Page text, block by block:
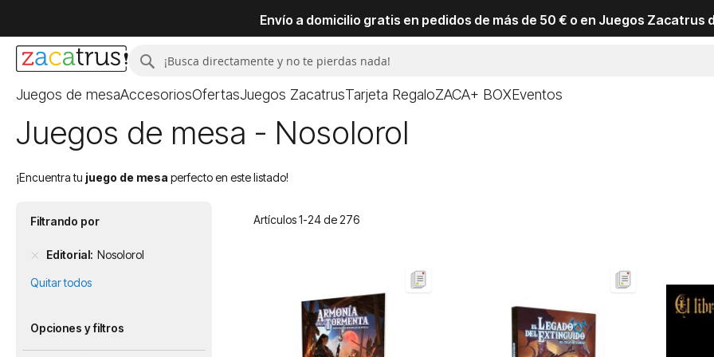
Envío a domicilio gratis en pedidos de más de 50 € o en Juegos Zacatrus
Buscar
Juegos de mesaAccesoriosOfertasJuegos ZacatrusTarjeta RegaloZACA+ BOXEventos
Juegos de mesa - Nosolorol
¡Encuentra tu juego de mesa perfecto en este listado!
Artículos1-24de 276
Filtrando por
Editorial Nosolorol
Quitar todos
Opciones y filtros